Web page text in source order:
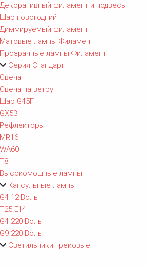
Декоративный филамент и подвесы
Шар новогодний
Диммируемый филамент
Матовые лампы Филамент
Прозрачные лампы Филамент
Серия Стандарт
Свеча
Свеча на ветру
Шар G45F
GX53
Рефлекторы
MR16
WA60
T8
Высокомощные лампы
Капсульные лампы
G4 12 Вольт
T25 E14
G4 220 Вольт
G9 220 Вольт
Светильники трековые